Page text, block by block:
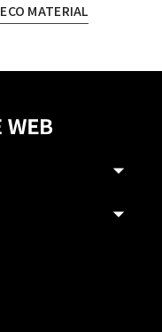
ECO MATERIAL